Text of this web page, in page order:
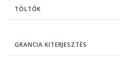
TÖLTŐK
GRANCIA KITERJESZTÉS